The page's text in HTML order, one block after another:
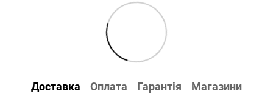
Доставка Оплата Гарантія Магазини